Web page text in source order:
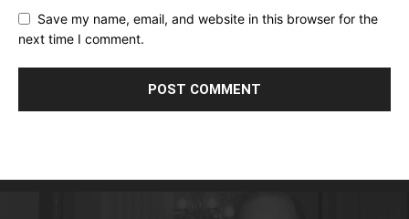
Save my name, email, and website in this browser for the
next time I comment.